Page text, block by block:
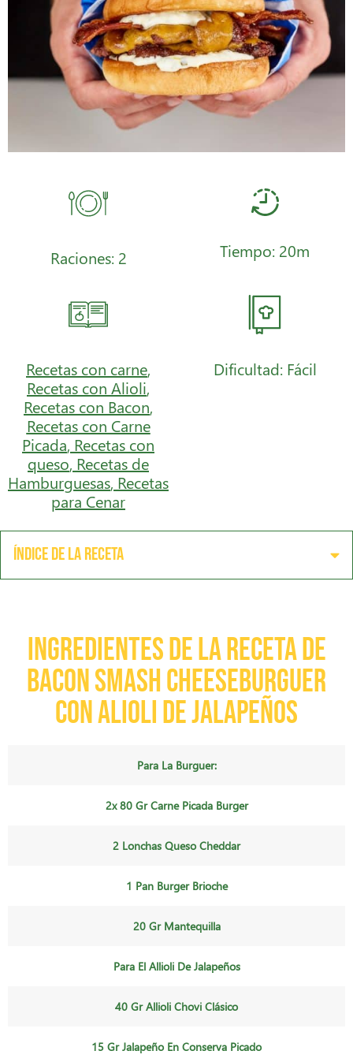
Raciones: 2 Tiempo: 20m
Recetas con carne,
Recetas con Alioli,
Recetas con Bacon,
Recetas con Carne
Picada, Recetas con
queso, Recetas de
Hamburguesas, Recetas
para Cenar
Dificultad: Fácil
Índice de la receta
Ingredientes de la receta de
Bacon Smash CheeseBurguer
con Alioli de Jalapeños
Para La Burguer:
2x 80 Gr Carne Picada Burger
2 Lonchas Queso Cheddar
1 Pan Burger Brioche
20 Gr Mantequilla
Para El Allioli De Jalapeños
40 Gr Allioli Chovi Clásico
15 Gr Jalapeño En Conserva Picado